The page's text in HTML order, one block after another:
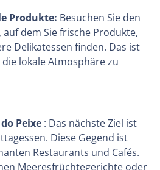
Produkte: Besuchen Sie den
dem Sie frische Produkte,
Delikatessen finden. Das ist
lokale Atmosphäre zu
Peixe : Das nächste Ziel ist
Diese Gegend ist
Restaurants und Cafés.
Meeresfrüchtegerichte oder